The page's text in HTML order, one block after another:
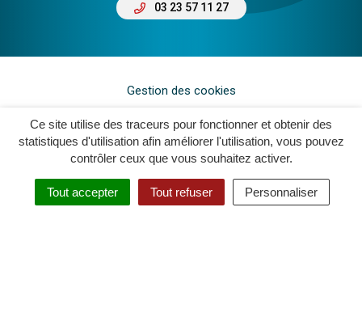
Ce site utilise des traceurs pour fonctionner et obtenir des
statistiques d'utilisation afin améliorer l'utilisation, vous pouvez
contrôler ceux que vous souhaitez activer.
Tout accepter Tout refuser Personnaliser
03 23 57 11 27
Gestion des cookies
Plan du site
Mentions légales
Crédits
Accessibilité : Non Conforme